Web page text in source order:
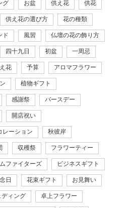
グ お盆 供え花 供花
供え花の選び方 花の種類
ド 風習 仏壇の花の飾り方
四十九日 初盆 一周忌
花 予算 アロマフラワー
植物ギフト
感謝祭 バースデー
開店祝い
レーション 秋彼岸
収穫祭 フラワーティー
ファイターズ ビジネスギフト
日 花束ギフト お見舞い
ディング 卓上フラワー